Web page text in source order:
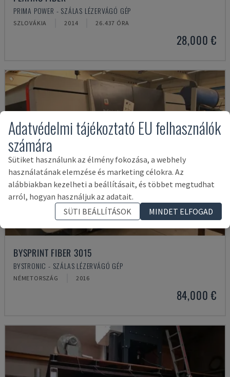
PRIMA POWER - SZÁLAS LÉZERVÁGÓ GÉP
SZLOVÁKIA 2014 26.437 ÓRA
28,000 €
BYSPRINT FIBER 3015
BYSTRONIC - SZÁLAS LÉZERVÁGÓ GÉP
NÉMETORSZÁG 2016
84,000 €
Adatvédelmi tájékoztató EU felhasználók
számára
Sütiket használunk az élmény fokozása, a webhely
használatának elemzése és marketing célokra. Az
alábbiakban kezelheti a beállításait, és többet megtudhat
arról, hogyan használjuk az adatait.
SÜTI BEÁLLÍTÁSOK
MINDET ELFOGAD